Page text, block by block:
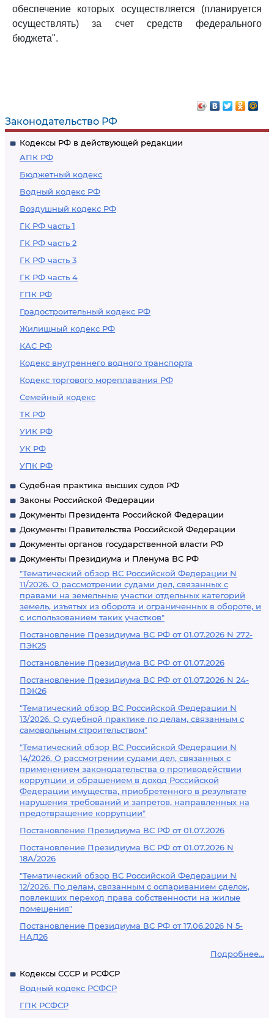
Законодательство РФ
Кодексы РФ в действующей редакции
АПК РФ
Бюджетный кодекс
Водный кодекс РФ
Воздушный кодекс РФ
ГК РФ часть 1
ГК РФ часть 2
ГК РФ часть 3
ГК РФ часть 4
ГПК РФ
Градостроительный кодекс РФ
Жилищный кодекс РФ
КАС РФ
Кодекс внутреннего водного транспорта
Кодекс торгового мореплавания РФ
Семейный кодекс
ТК РФ
УИК РФ
УК РФ
УПК РФ
Судебная практика высших судов РФ
Законы Российской Федерации
Документы Президента Российской Федерации
Документы Правительства Российской Федерации
Документы органов государственной власти РФ
Документы Президиума и Пленума ВС РФ
"Тематический обзор ВС Российской Федерации N
11/2026. О рассмотрении судами дел, связанных с
правами на земельные участки отдельных категорий
земель, изъятых из оборота и ограниченных в обороте, и
с использованием таких участков"
Постановление Президиума ВС РФ от 01.07.2026 N 272-
ПЭК25
Постановление Президиума ВС РФ от 01.07.2026
Постановление Президиума ВС РФ от 01.07.2026 N 24-
ПЭК26
"Тематический обзор ВС Российской Федерации N
13/2026. О судебной практике по делам, связанным с
самовольным строительством"
"Тематический обзор ВС Российской Федерации N
14/2026. О рассмотрении судами дел, связанных с
применением законодательства о противодействии
коррупции и обращением в доход Российской
Федерации имущества, приобретенного в результате
нарушения требований и запретов, направленных на
предотвращение коррупции"
Постановление Президиума ВС РФ от 01.07.2026
Постановление Президиума ВС РФ от 01.07.2026 N
18А/2026
"Тематический обзор ВС Российской Федерации N
12/2026. По делам, связанным с оспариванием сделок,
повлекших переход права собственности на жилые
помещения"
Постановление Президиума ВС РФ от 17.06.2026 N 5-
НАД26
Подробнее...
Кодексы СССР и РСФСР
Водный кодекс РСФСР
ГПК РСФСР
обеспечение которых осуществляется (планируется
осуществлять) за счет средств федерального
бюджета".